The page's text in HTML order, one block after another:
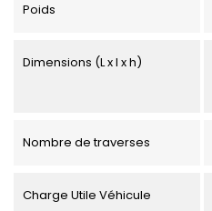
Poids
Dimensions (L x l x h)
Nombre de traverses
Charge Utile Véhicule